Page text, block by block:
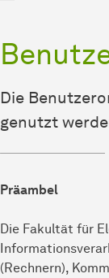
Die
genutzt
Präambel
Die Fakultät für
(Rechnern),